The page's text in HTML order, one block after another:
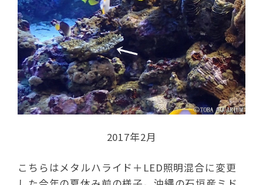
2017年2月
こちらはメタルハライド＋LED照明混合に変更